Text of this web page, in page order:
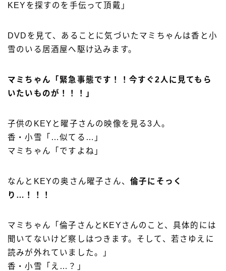
KEYを探すのを手伝って頂戴」
DVDを見て、あることに気づいたマミちゃんは香と小
雪のいる居酒屋へ駆け込みます。
マミちゃん「緊急事態です！！今すぐ2人に見てもら
いたいものが！！！」
子供のKEYと曜子さんの映像を見る3人。
香・小雪「…似てる…」
マミちゃん「ですよね」
なんとKEYの奥さん曜子さん、 倫子にそっく
り…！！！
マミちゃん「倫子さんとKEYさんのこと、具体的には
聞いてないけど察しはつきます。そして、若さゆえに
読みが外れていました。」
香・小雪「え…？」